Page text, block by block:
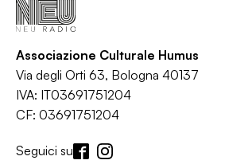
Associazione Culturale Humus
Via degli Orti 63, Bologna 40137
IVA: IT03691751204
CF: 03691751204
Seguici su